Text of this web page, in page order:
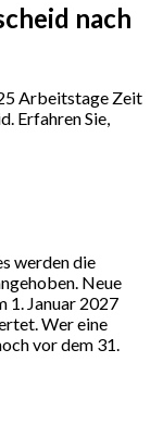
nach
Arbeitstage Zeit
Erfahren Sie,
werden die
Neue
1. Januar 2027
Wer eine
vor dem 31.